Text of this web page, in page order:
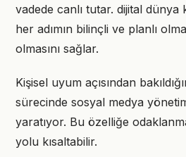
vadede canlı tutar. dijital dünya
her adımın bilinçli ve planlı
olmasını sağlar.
Kişisel uyum açısından
sürecinde sosyal medya
yaratıyor. Bu özelliğe
yolu kısaltabilir.